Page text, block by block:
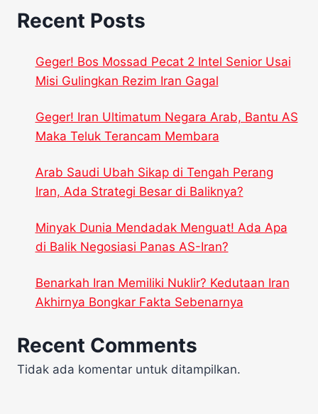
JADI
RP
JUTA
Recent Posts
Geger! Bos Mossad Pecat 2 Intel Senior Usai
Misi Gulingkan Rezim Iran Gagal
Geger! Iran Ultimatum Negara Arab, Bantu AS
Maka Teluk Terancam Membara
Arab Saudi Ubah Sikap di Tengah Perang
Iran, Ada Strategi Besar di Baliknya?
Minyak Dunia Mendadak Menguat! Ada Apa
di Balik Negosiasi Panas AS-Iran?
Benarkah Iran Memiliki Nuklir? Kedutaan Iran
Akhirnya Bongkar Fakta Sebenarnya
Recent Comments
Tidak ada komentar untuk ditampilkan.